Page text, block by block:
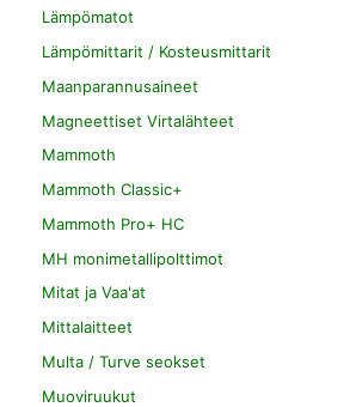
Lämpömatot
Lämpömittarit / Kosteusmittarit
Maanparannusaineet
Magneettiset Virtalähteet
Mammoth
Mammoth Classic+
Mammoth Pro+ HC
MH monimetallipolttimot
Mitat ja Vaa'at
Mittalaitteet
Multa / Turve seokset
Muoviruukut